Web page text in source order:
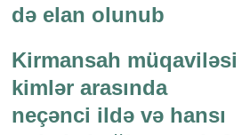
də elan olunub
Kirmansah müqaviləsi
kimlər arasında
neçənci ildə və hansı